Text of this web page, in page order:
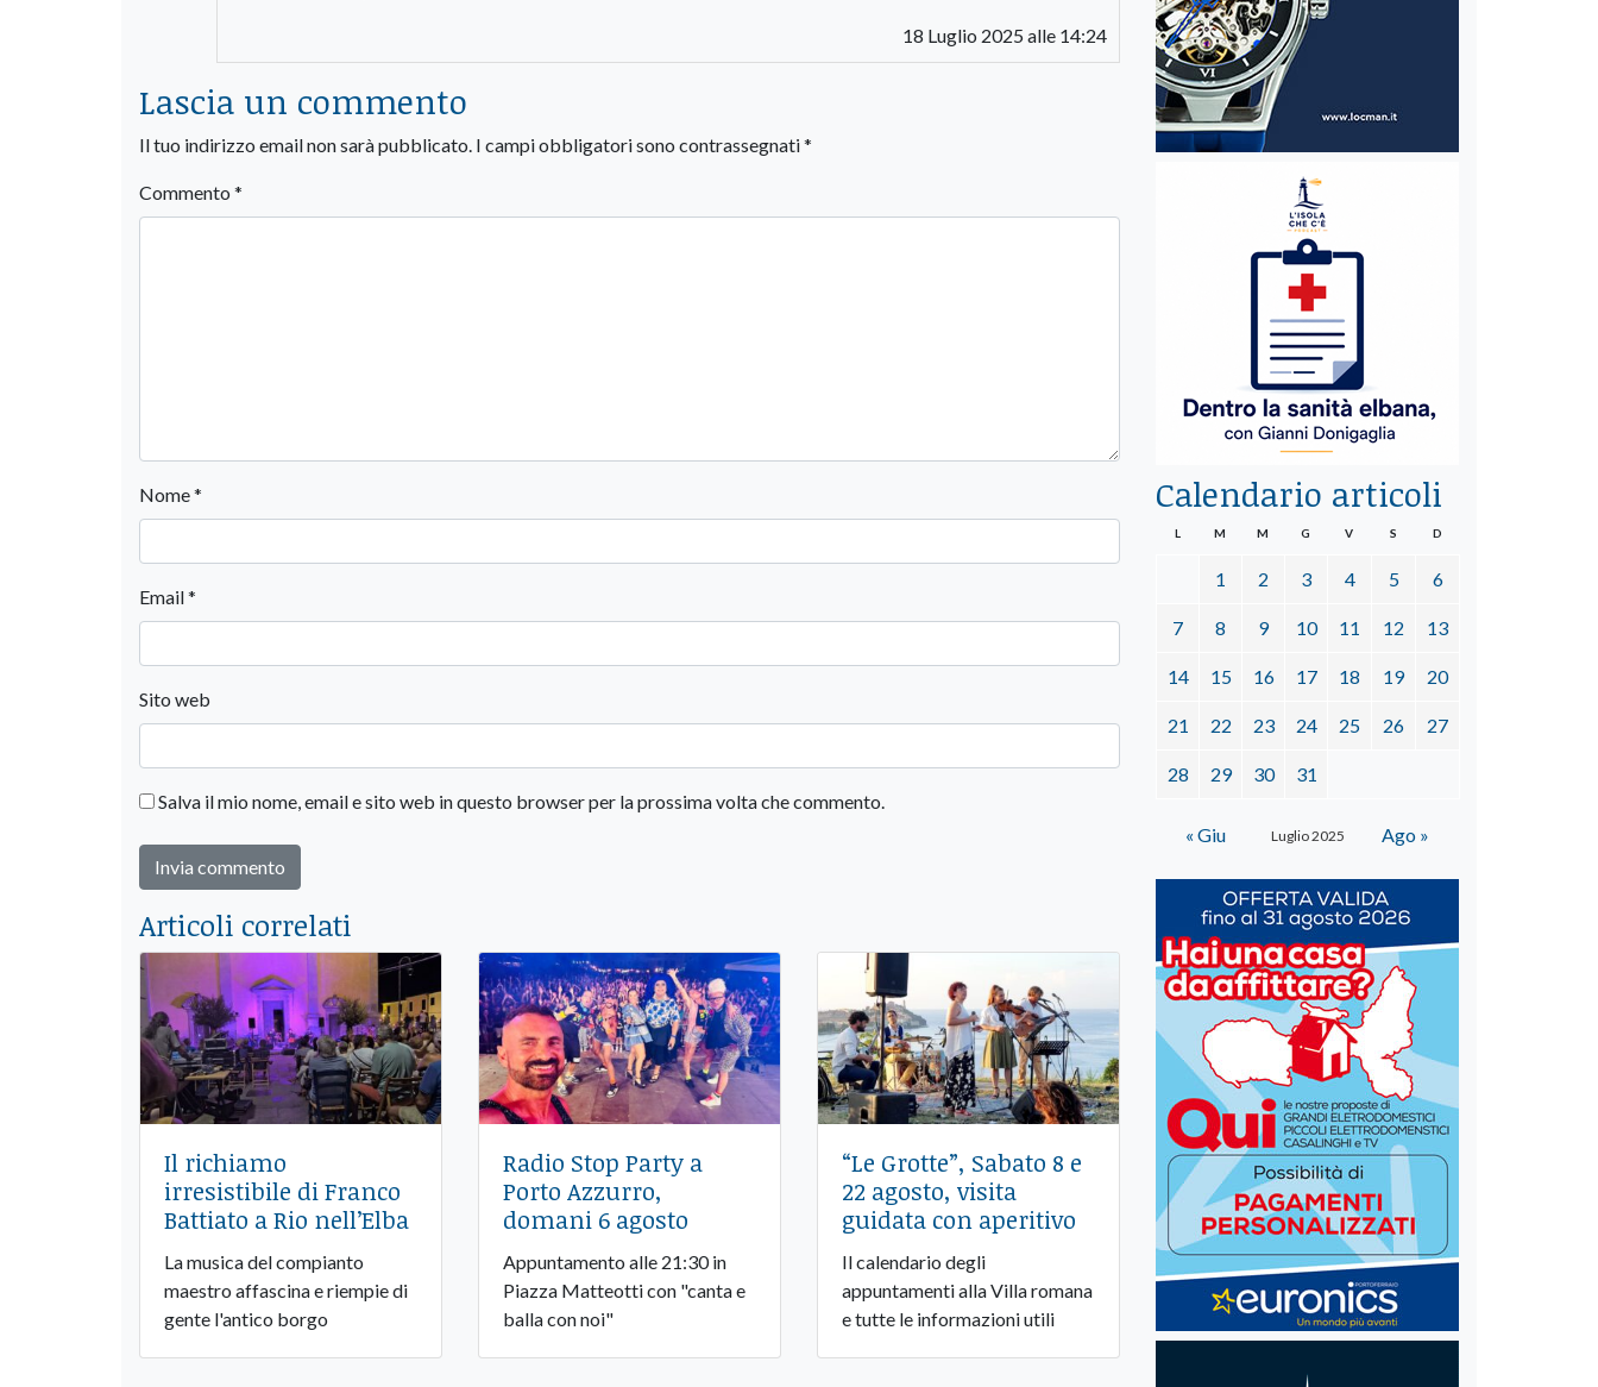
18 Luglio 2025 alle 14:24
Lascia un commento
Il tuo indirizzo email non sarà pubblicato. I campi obbligatori sono contrassegnati*
Commento *
Nome*
Email*
Sito web
Salva il mio nome, email e sito web in questo browser per la prossima volta che commento.
Articoli correlati
Il richiamo
irresistibile di Franco
Battiato a Rio nell’Elba
La musica del compianto
maestro affascina e riempie di
gente l'antico borgo
Radio Stop Party a
Porto Azzurro,
domani 6 agosto
Appuntamento alle 21:30 in
Piazza Matteotti con "canta e
balla con noi"
“Le Grotte”, Sabato 8 e
22 agosto, visita
guidata con aperitivo
Il calendario degli
appuntamenti alla Villa romana
e tutte le informazioni utili
Calendario articoli
Luglio 2025
L M M G V S D
1 2 3 4 5 6
7 8 9 10 11 12 13
14 15 16 17 18 19 20
21 22 23 24 25 26 27
28 29 30 31
« Giu Ago »